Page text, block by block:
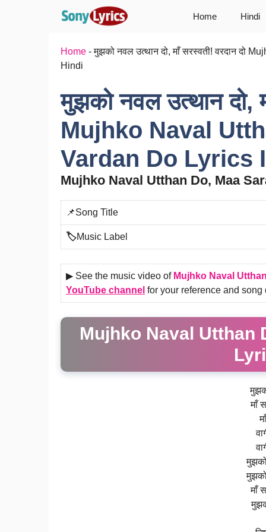
Home Hindi
Home -मुझको नवल उत्थान दो, माँ सरस्वती! वरदान दो
Hindi
मुझको नवल उत्थान दो,
Mujhko Naval
Vardan Do Lyrics
Mujhko Naval Utthan Do, Maa
📌Song Title
🏷️Music Label
▶ See the music video of Mujhko Naval
YouTube channel for your reference and song
Mujhko Naval Utthan
माँ
माँ